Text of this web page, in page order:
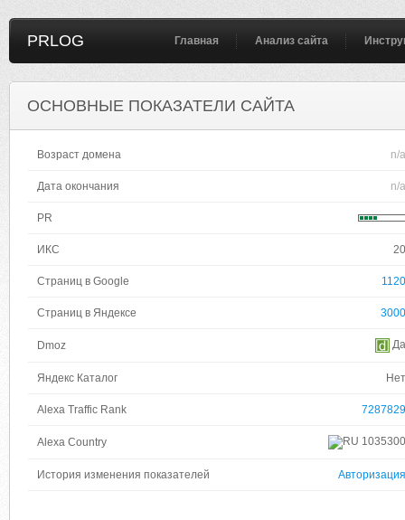
PRLOG Главная Анализ сайта
ОСНОВНЫЕ ПОКАЗАТЕЛИ САЙТА
Возраст домена n/a
Дата окончания n/a
PR
ИКС 20
Страниц в Google 1120
Страниц в Яндексе 3000
Dmoz Да
Яндекс Каталог Нет
Alexa Traffic Rank 7287829
Alexa Country 1035300
История изменения показателей Авторизация